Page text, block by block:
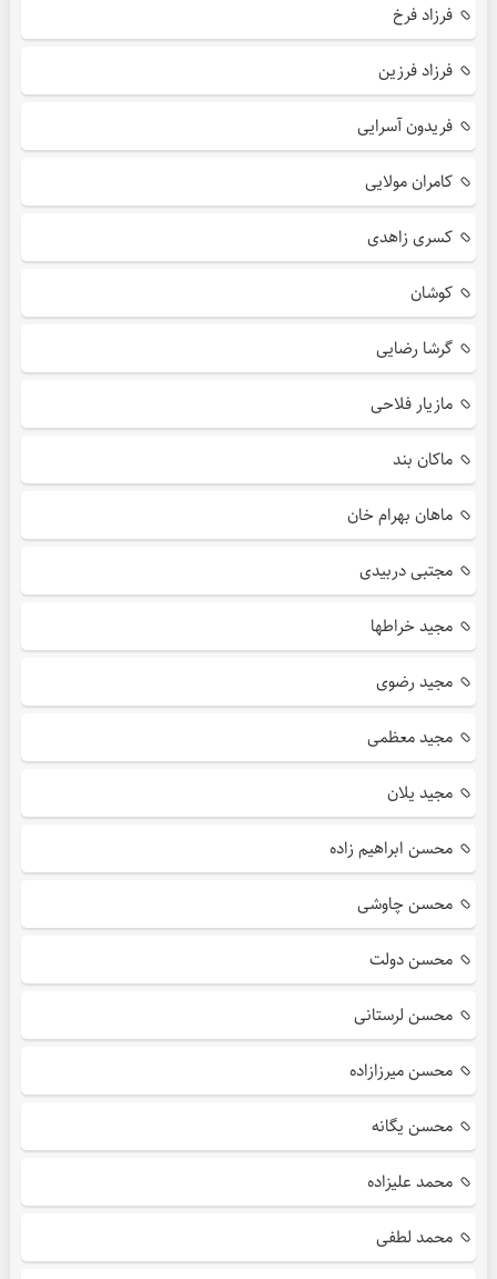
فرزاد فرخ
فرزاد فرزین
فریدون آسرایی
کامران مولایی
کسری زاهدی
کوشان
گرشا رضایی
مازیار فلاحی
ماکان بند
ماهان بهرام خان
مجتبی دربیدی
مجید خراطها
مجید رضوی
مجید معظمی
مجید یلان
محسن ابراهیم زاده
محسن چاوشی
محسن دولت
محسن لرستانی
محسن میرزازاده
محسن یگانه
محمد علیزاده
محمد لطفی